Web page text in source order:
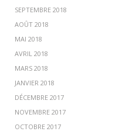
SEPTEMBRE 2018
AOÛT 2018
MAI 2018
AVRIL 2018
MARS 2018
JANVIER 2018
DÉCEMBRE 2017
NOVEMBRE 2017
OCTOBRE 2017